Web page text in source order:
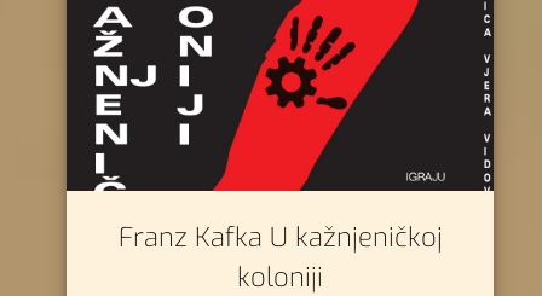
Franz Kafka U kažnjeničkoj
koloniji